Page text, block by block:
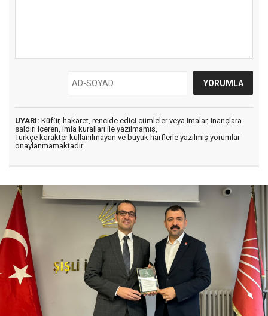
UYARI: Küfür, hakaret, rencide edici cümleler veya imalar, inançlara
saldırı içeren, imla kuralları ile yazılmamış,
Türkçe karakter kullanılmayan ve büyük harflerle yazılmış yorumlar
onaylanmamaktadır.